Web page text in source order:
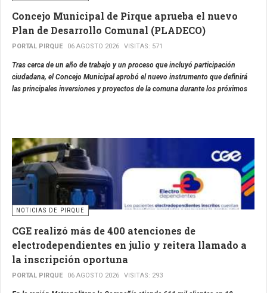
Concejo Municipal de Pirque aprueba el nuevo
Plan de Desarrollo Comunal (PLADECO)
PORTAL PIRQUE 06 AGOSTO 2026 VISITAS: 571
Tras cerca de un año de trabajo y un proceso que incluyó participación
ciudadana, el Concejo Municipal aprobó el nuevo instrumento que definirá
las principales inversiones y proyectos de la comuna durante los próximos
NOTICIAS DE PIRQUE
CGE realizó más de 400 atenciones de
electrodependientes en julio y reitera llamado a
la inscripción oportuna
PORTAL PIRQUE 06 AGOSTO 2026 VISITAS: 293